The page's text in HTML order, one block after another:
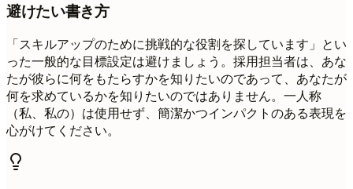
避けたい書き方
「スキルアップのために挑戦的な役割を探しています」とい
った一般的な目標設定は避けましょう。採用担当者は、あな
たが彼らに何をもたらすかを知りたいのであって、あなたが
何を求めているかを知りたいのではありません。一人称
（私、私の）は使用せず、簡潔かつインパクトのある表現を
心がけてください。